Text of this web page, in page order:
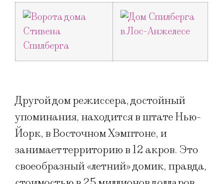
Другой дом режиссера, достойный
упоминания, находится в штате Нью-
Йорк, в Восточном Хэмптоне, и
занимает территорию в 12 акров. Это
своеобразный «летний» домик, правда,